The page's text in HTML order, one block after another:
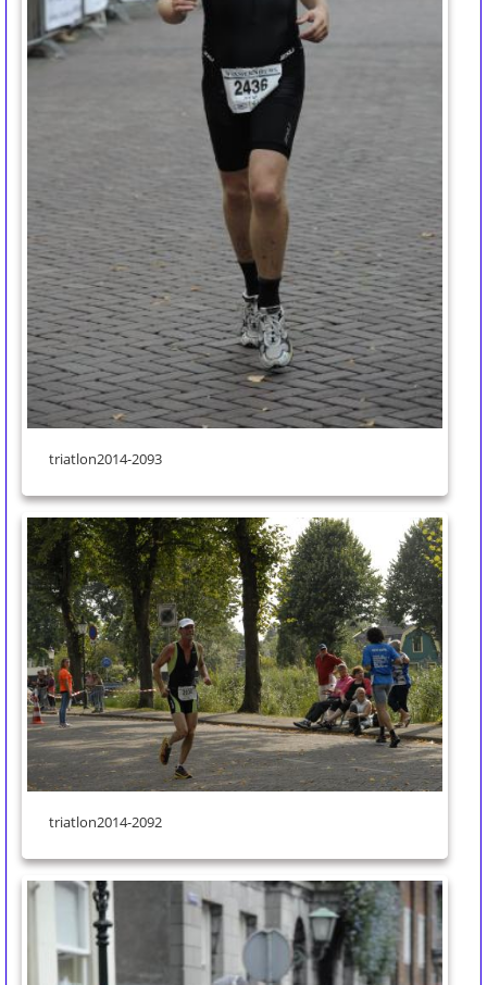
triatlon2014-2093
triatlon2014-2092